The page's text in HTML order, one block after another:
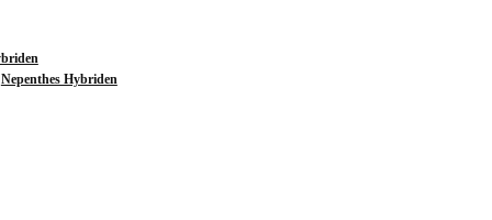
Nepenthes Hybriden